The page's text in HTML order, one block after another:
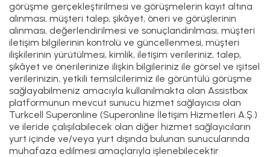
görüşme gerçekleştirilmesi ve görüşmelerin kayıt altına
alınması, müşteri talep, şikâyet, öneri ve görüşlerinin
alınması, değerlendirilmesi ve sonuçlandırılması, müşteri
iletişim bilgilerinin kontrolü ve güncellenmesi, müşteri
ilişkilerinin yürütülmesi, kimlik, iletişim verileriniz, talep,
şikâyet ve önerilerinize ilişkin bilgileriniz ile görsel ve işitsel
verilerinizin, yetkili temsilcilerimiz ile görüntülü görüşme
sağlayabilmeniz amacıyla kullanılmakta olan Assistbox
platformunun mevcut sunucu hizmet sağlayıcısı olan
Turkcell Superonline (Superonline İletişim Hizmetleri A.Ş.)
ve ileride çalışılabilecek olan diğer hizmet sağlayıcıların
yurt içinde ve/veya yurt dışında bulunan sunucularında
muhafaza edilmesi amaçlarıyla işlenebilecektir